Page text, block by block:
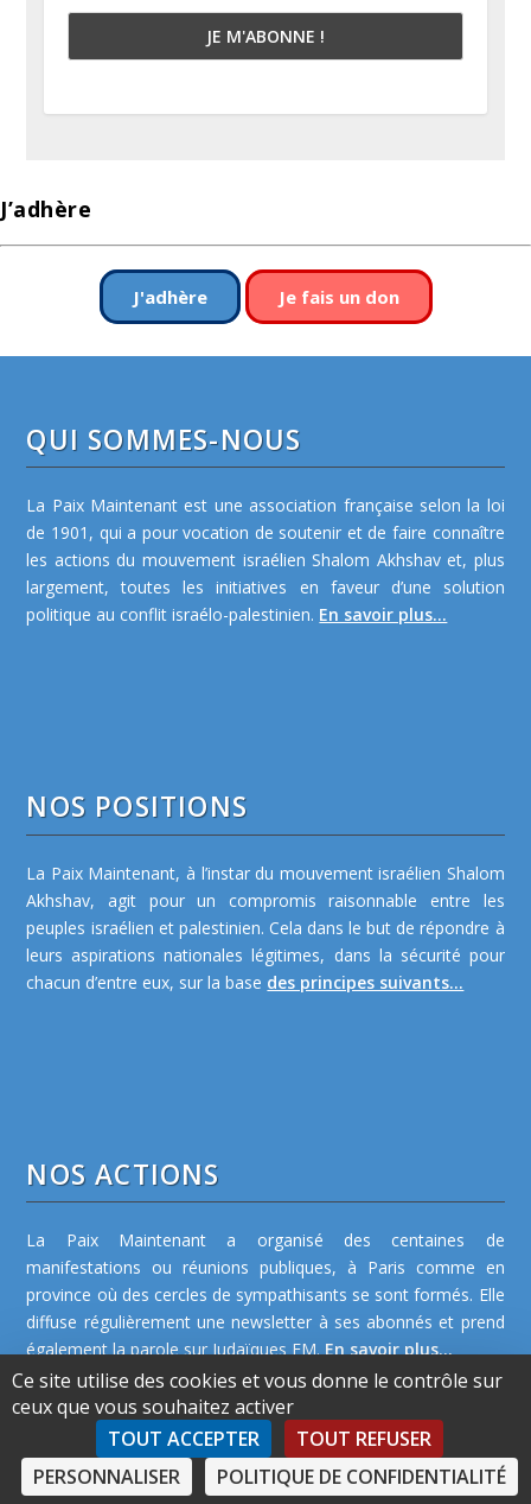
J’adhère
J'adhère Je fais un don
QUI SOMMES-NOUS
La Paix Maintenant est une association française selon la loi
de 1901, qui a pour vocation de soutenir et de faire connaître
les actions du mouvement israélien Shalom Akhshav et, plus
largement, toutes les initiatives en faveur d’une solution
politique au conflit israélo-palestinien. En savoir plus...
NOS POSITIONS
La Paix Maintenant, à l’instar du mouvement israélien Shalom
Akhshav, agit pour un compromis raisonnable entre les
peuples israélien et palestinien. Cela dans le but de répondre à
leurs aspirations nationales légitimes, dans la sécurité pour
chacun d’entre eux, sur la base des principes suivants...
NOS ACTIONS
La Paix Maintenant a organisé des centaines de
manifestations ou réunions publiques, à Paris comme en
province où des cercles de sympathisants se sont formés. Elle
diffuse régulièrement une newsletter à ses abonnés et prend
également la parole sur Judaïques FM. En savoir plus...
©2026 La Paix Maintenant -Plan de site
Ce site utilise des cookies et vous donne le contrôle sur
ceux que vous souhaitez activer
TOUT ACCEPTER
TOUT REFUSER
PERSONNALISER
POLITIQUE DE CONFIDENTIALITÉ